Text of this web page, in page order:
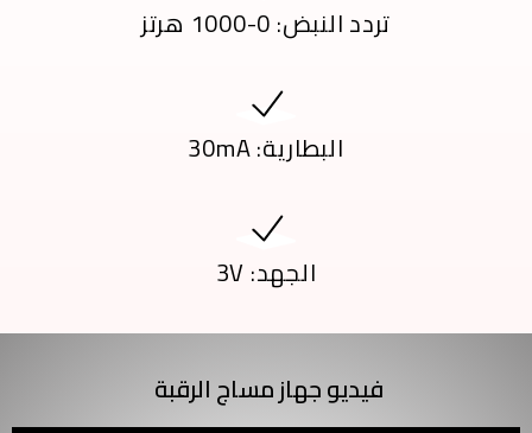
تردد النبض: 0-1000 هرتز
البطارية: 30mA
الجهد: 3V
فيديو جهاز مساج الرقبة